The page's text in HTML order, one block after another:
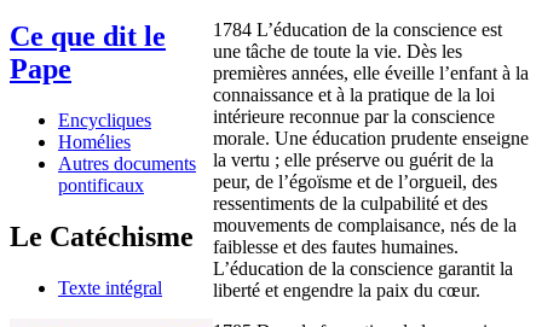
Ce que dit le
Pape
Encycliques
Homélies
Autres documents
pontificaux
Le Catéchisme
Texte intégral
1784 L’éducation de la conscience est
une tâche de toute la vie. Dès les
premières années, elle éveille l’enfant à la
connaissance et à la pratique de la loi
intérieure reconnue par la conscience
morale. Une éducation prudente enseigne
la vertu ; elle préserve ou guérit de la
peur, de l’égoïsme et de l’orgueil, des
ressentiments de la culpabilité et des
mouvements de complaisance, nés de la
faiblesse et des fautes humaines.
L’éducation de la conscience garantit la
liberté et engendre la paix du cœur.